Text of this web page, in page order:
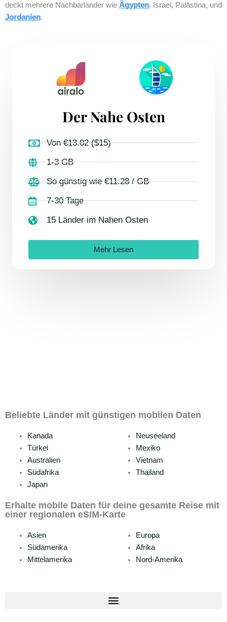
deckt mehrere Nachbarländer wie Ägypten, Israel, Palästina, und
Jordanien.
Der Nahe Osten
Von €13.02 ($15)
1-3 GB
So günstig wie €11.28 / GB
7-30 Tage
15 Länder im Nahen Osten
Mehr Lesen
Beliebte Länder mit günstigen mobilen Daten
Kanada
Türkei
Australien
Südafrika
Japan
Neuseeland
Mexiko
Vietnam
Thailand
Erhalte mobile Daten für deine gesamte Reise mit
einer regionalen eSIM-Karte
Asien
Südamerika
Mittelamerika
Europa
Afrika
Nord-Amerika